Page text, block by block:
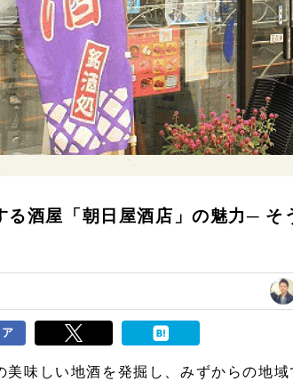
る酒屋「朝日屋酒店」の魅力─ そ
美味しい地酒を発掘し、みずからの地域